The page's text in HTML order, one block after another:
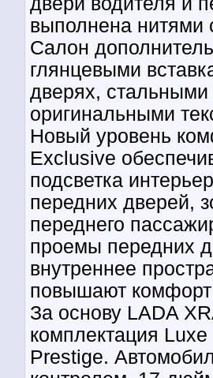
выполнена нитями
Салон
глянцевыми
дверях,
оригинальными
Новый уровень
Exclusive
подсветка
передних дверей,
переднего
проемы передних
внутреннее
повышают комфорт
За основу LADA
комплектация
Prestige.